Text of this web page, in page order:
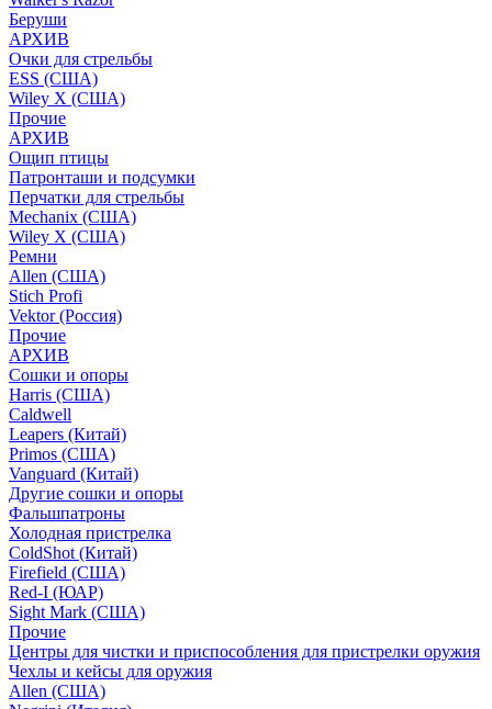
Беруши
АРХИВ
Очки для стрельбы
ESS (США)
Wiley X (США)
Прочие
АРХИВ
Ощип птицы
Патронташи и подсумки
Перчатки для стрельбы
Mechanix (США)
Wiley X (США)
Ремни
Allen (США)
Stich Profi
Vektor (Россия)
Прочие
АРХИВ
Сошки и опоры
Harris (США)
Caldwell
Leapers (Китай)
Primos (США)
Vanguard (Китай)
Другие сошки и опоры
Фальшпатроны
Холодная пристрелка
ColdShot (Китай)
Firefield (США)
Red-I (ЮАР)
Sight Mark (США)
Прочие
Центры для чистки и приспособления для пристрелки оружия
Чехлы и кейсы для оружия
Allen (США)